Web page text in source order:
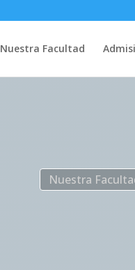
Nuestra Facultad
Nuestra